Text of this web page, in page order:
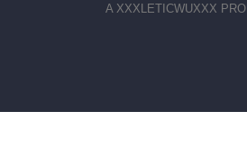
A XXXLETICWUXXX